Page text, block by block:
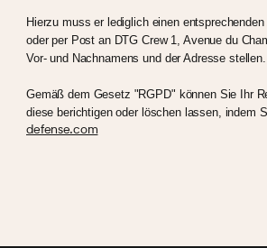
Hierzu muss er lediglich einen
oder per Post an DTG Crew 1, Avenue du
Vor- und Nachnamens und der Adresse stellen.
Gemäß dem Gesetz "RGPD" können Sie Ihr
diese berichtigen oder löschen lassen, indem
defense.com